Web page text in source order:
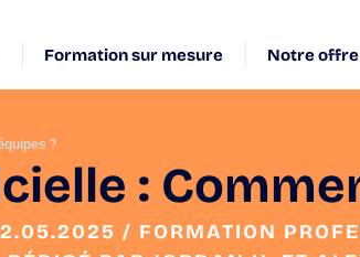
Formation sur mesure Notre offre
?
:
/ FORMATION